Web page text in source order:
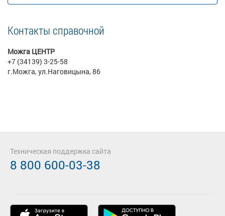
Контакты справочной
Можга ЦЕНТР
+7 (34139) 3-25-58
г.Можга, ул.Наговицына, 86
Техническая поддержка сайта
8 800 600-03-38